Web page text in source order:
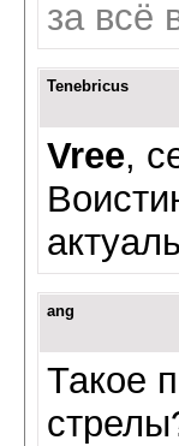
за всё
Tenebricus
Vree,
ang
Такое